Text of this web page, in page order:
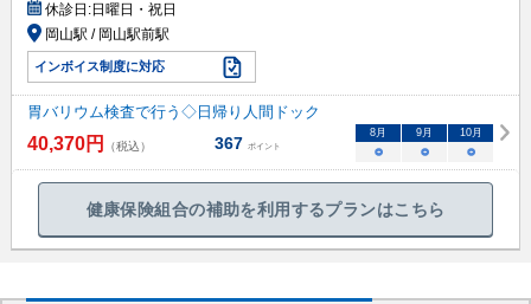
休診日:日曜日・祝日
岡山駅 / 岡山駅前駅
インボイス制度に対応
胃バリウム検査で行う◇日帰り人間ドック
40,370円 （税込） 367 ポイント
8月 9月 10月
○ ○ ○
健康保険組合の補助を利用するプランはこちら